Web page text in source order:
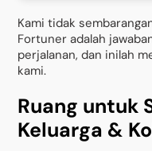
Kami tidak
Fortuner adalah
perjalanan, dan inilah
kami.
Ruang untuk
Keluarga &